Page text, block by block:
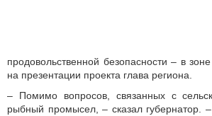
продовольственной безопасности – в
на презентации проекта глава региона.
– Помимо вопросов, связанных с
рыбный промысел, – сказал губернатор.